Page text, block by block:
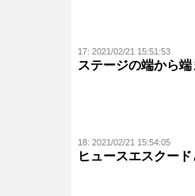
17: 2021/02/21 15:51:53
ステージの端から端
18: 2021/02/21 15:54:05
ヒュースエスクー